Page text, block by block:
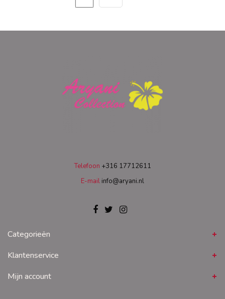
Telefoon +316 17712611
E-mail info@aryani.nl
Categorieën
Klantenservice
Mijn account